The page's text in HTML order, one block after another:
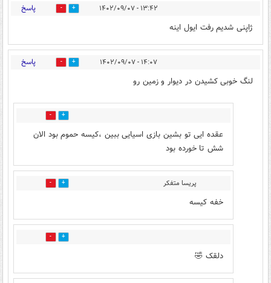
۱۳:۴۲ - ۱۴۰۲/۰۹/۰۷ 2 پاسخ
ژاپنی شدیم رفت ایول اینه
۱۴:۰۷ - ۱۴۰۲/۰۹/۰۷ 10 پاسخ
لنگ خوبی کشیدن در دیوار و زمین رو
3
عقده ایی تو بشین بازی اسیایی ببین ،کیسه حموم بود الان
شش تا خورده بود
پریسا متفکر 3
خفه کیسه
3
دلقک 🤣